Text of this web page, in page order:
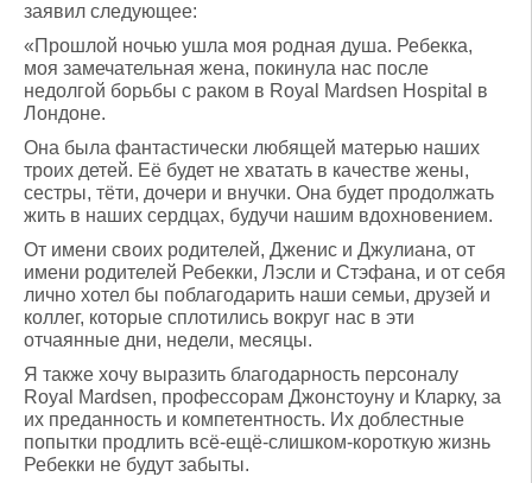
заявил следующее:
«Прошлой ночью ушла моя родная душа. Ребекка,
моя замечательная жена, покинула нас после
недолгой борьбы с раком в Royal Mardsen Hospital в
Лондоне.
Она была фантастически любящей матерью наших
троих детей. Её будет не хватать в качестве жены,
сестры, тёти, дочери и внучки. Она будет продолжать
жить в наших сердцах, будучи нашим вдохновением.
От имени своих родителей, Дженис и Джулиана, от
имени родителей Ребекки, Лэсли и Стэфана, и от себя
лично хотел бы поблагодарить наши семьи, друзей и
коллег, которые сплотились вокруг нас в эти
отчаянные дни, недели, месяцы.
Я также хочу выразить благодарность персоналу
Royal Mardsen, профессорам Джонстоуну и Кларку, за
их преданность и компетентность. Их доблестные
попытки продлить всё-ещё-слишком-короткую жизнь
Ребекки не будут забыты.